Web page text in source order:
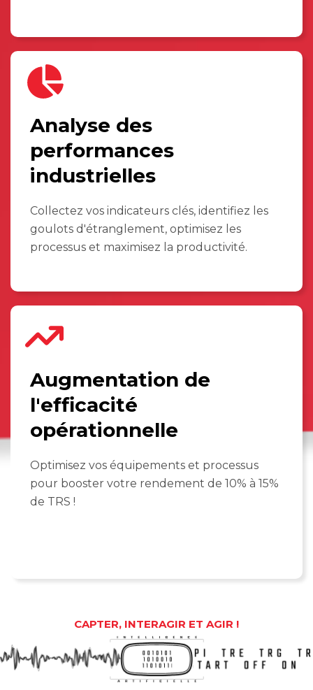
Analyse des
performances
industrielles
Collectez vos indicateurs clés, identifiez les
goulots d'étranglement, optimisez les
processus et maximisez la productivité.
Augmentation de
l'efficacité
opérationnelle
Optimisez vos équipements et processus
pour booster votre rendement de 10% à 15%
de TRS !
CAPTER, INTERAGIR ET AGIR !